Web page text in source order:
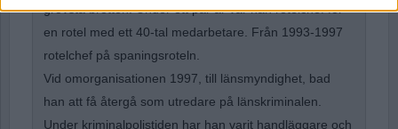
grövsta brotten. Under ett par år var han rotelchef för
en rotel med ett 40-tal medarbetare. Från 1993-1997
rotelchef på spaningsroteln.
Vid omorganisationen 1997, till länsmyndighet, bad
han att få återgå som utredare på länskriminalen.
Under kriminalpolistiden har han varit handläggare och